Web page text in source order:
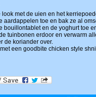
look met de uien en het
aardappelen toe en bak ze al
bouillontablet en de yoghurt toe
tuinbonen erdoor en verwarm
de koriander over.
een goodbite chicken style